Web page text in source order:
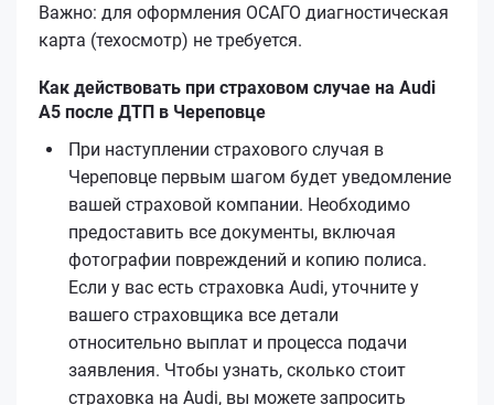
Важно: для оформления ОСАГО диагностическая
карта (техосмотр) не требуется.
Как действовать при страховом случае на Audi
A5 после ДТП в Череповце
При наступлении страхового случая в
Череповце первым шагом будет уведомление
вашей страховой компании. Необходимо
предоставить все документы, включая
фотографии повреждений и копию полиса.
Если у вас есть страховка Audi, уточните у
вашего страховщика все детали
относительно выплат и процесса подачи
заявления. Чтобы узнать, сколько стоит
страховка на Audi, вы можете запросить